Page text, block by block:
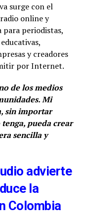
surge con el
online y
periodistas,
y creadores
por Internet.
de los medios
Mi
sin importar
pueda crear
sencilla y
advierte
la
Colombia